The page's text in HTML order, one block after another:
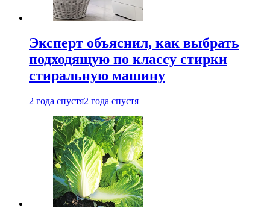
Эксперт объяснил, как выбрать
подходящую по классу стирки
стиральную машину
2 года спустя2 года спустя